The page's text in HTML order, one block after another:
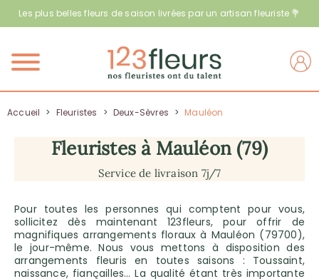
Les plus belles fleurs de saison livrées par un artisan fleuriste 💐
Menu
Accueil > Fleuristes > Deux-Sèvres > Mauléon
Fleuristes à Mauléon (79)
Service de livraison 7j/7
Pour toutes les personnes qui comptent pour vous,
sollicitez dès maintenant 123fleurs, pour offrir de
magnifiques arrangements floraux à Mauléon (79700),
le jour-même. Nous vous mettons à disposition des
arrangements fleuris en toutes saisons : Toussaint,
naissance, fiançailles… La qualité étant très importante